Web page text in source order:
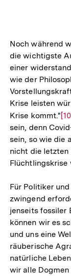
Noch während
die wichtigste
einer
wie der
Krise leisten
Krise kommt."
sein, denn
sein, so wie die
nicht die letzten
Flüchtlingskrise
Für Politiker
zwingend
jenseits fossiler
können wir es
und uns eine
räuberische
natürliche
wir alle